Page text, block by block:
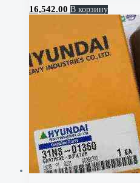
16,542.00 В корзину